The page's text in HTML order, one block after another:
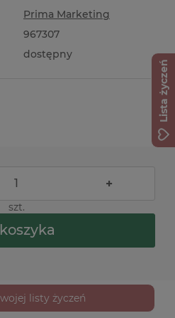
Prima Marketing
967307
dostępny
+
szt.
listy życzeń
Lista życzeń